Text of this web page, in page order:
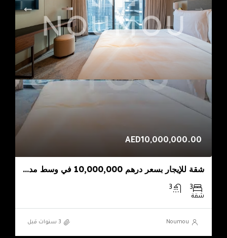
AED10,000,000.00
شقة للإيجار بسعر درهم 10,000,000 في وسط مدينة دبي – Noumouproperties
3
3
شقة
Noumou